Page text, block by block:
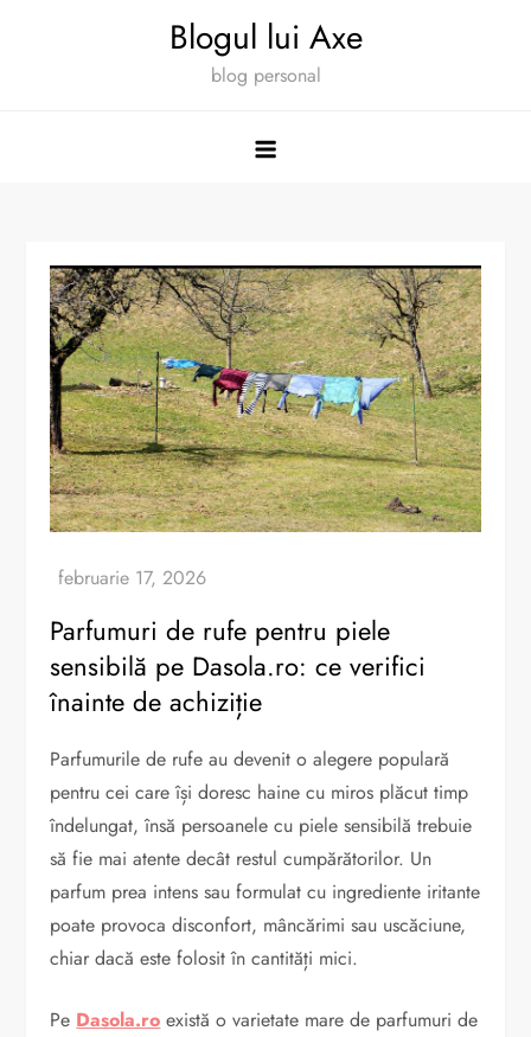
Blogul lui Axe
blog personal
Parfumuri de rufe pentru piele
sensibilă pe Dasola.ro: ce verifici
înainte de achiziție
Parfumurile de rufe au devenit o alegere populară
pentru cei care își doresc haine cu miros plăcut timp
îndelungat, însă persoanele cu piele sensibilă trebuie
să fie mai atente decât restul cumpărătorilor. Un
parfum prea intens sau formulat cu ingrediente iritante
poate provoca disconfort, mâncărimi sau uscăciune,
chiar dacă este folosit în cantități mici.
Pe Dasola.ro există o varietate mare de parfumuri de